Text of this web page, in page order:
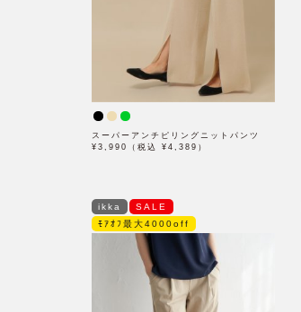
スーパーアンチピリングニットパンツ
¥3,990（税込 ¥4,389）
ikka
SALE
ﾓｱｵﾌ最大4000off